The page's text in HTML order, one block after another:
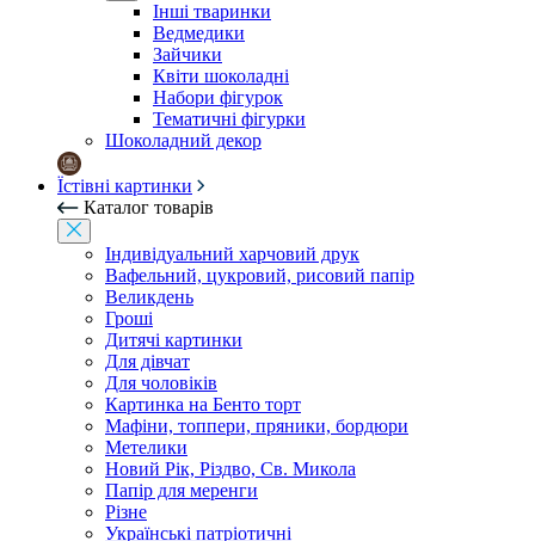
Інші тваринки
Ведмедики
Зайчики
Квіти шоколадні
Набори фігурок
Тематичні фігурки
Шоколадний декор
Їстівні картинки
Каталог товарів
Індивідуальний харчовий друк
Вафельний, цукровий, рисовий папір
Великдень
Гроші
Дитячі картинки
Для дівчат
Для чоловіків
Картинка на Бенто торт
Мафіни, топпери, пряники, бордюри
Метелики
Новий Рік, Різдво, Св. Микола
Папір для меренги
Різне
Українські патріотичні